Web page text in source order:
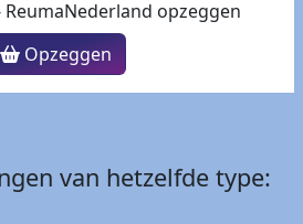
Opzeggen
van hetzelfde type: